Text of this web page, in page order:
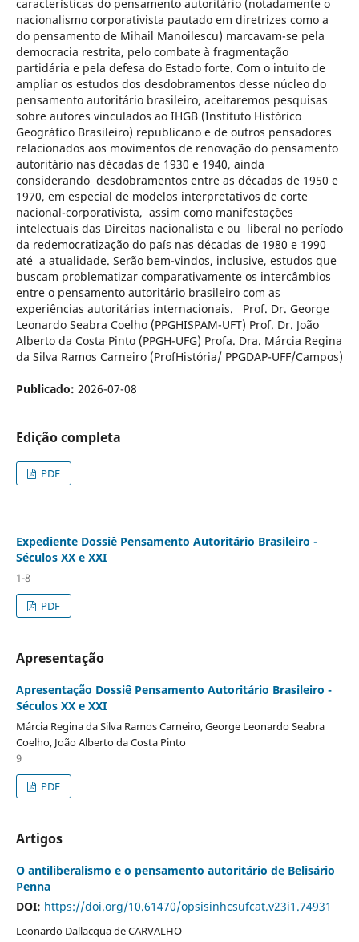
características do pensamento autoritário (notadamente o
nacionalismo corporativista pautado em diretrizes como a
do pensamento de Mihail Manoilescu) marcavam-se pela
democracia restrita, pelo combate à fragmentação
partidária e pela defesa do Estado forte. Com o intuito de
ampliar os estudos dos desdobramentos desse núcleo do
pensamento autoritário brasileiro, aceitaremos pesquisas
sobre autores vinculados ao IHGB (Instituto Histórico
Geográfico Brasileiro) republicano e de outros pensadores
relacionados aos movimentos de renovação do pensamento
autoritário nas décadas de 1930 e 1940, ainda
considerando desdobramentos entre as décadas de 1950 e
1970, em especial de modelos interpretativos de corte
nacional-corporativista, assim como manifestações
intelectuais das Direitas nacionalista e ou liberal no período
da redemocratização do país nas décadas de 1980 e 1990
até a atualidade. Serão bem-vindos, inclusive, estudos que
buscam problematizar comparativamente os intercâmbios
entre o pensamento autoritário brasileiro com as
experiências autoritárias internacionais. Prof. Dr. George
Leonardo Seabra Coelho (PPGHISPAM-UFT) Prof. Dr. João
Alberto da Costa Pinto (PPGH-UFG) Profa. Dra. Márcia Regina
da Silva Ramos Carneiro (ProfHistória/ PPGDAP-UFF/Campos)
Publicado: 2026-07-08
Edição completa
PDF
Expediente Dossiê Pensamento Autoritário Brasileiro -
Séculos XX e XXI
1-8
PDF
Apresentação
Apresentação Dossiê Pensamento Autoritário Brasileiro -
Séculos XX e XXI
Márcia Regina da Silva Ramos Carneiro, George Leonardo Seabra
Coelho, João Alberto da Costa Pinto
9
PDF
Artigos
O antiliberalismo e o pensamento autoritário de Belisário
Penna
DOI: https://doi.org/10.61470/opsisinhcsufcat.v23i1.74931
Leonardo Dallacqua de CARVALHO